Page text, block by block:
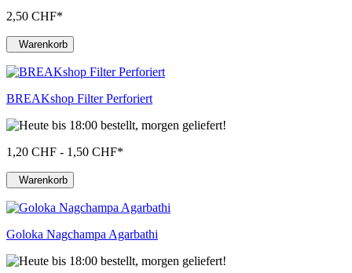
2,50 CHF*
Warenkorb
BREAKshop Filter Perforiert
1,20 CHF - 1,50 CHF*
Warenkorb
Goloka Nagchampa Agarbathi